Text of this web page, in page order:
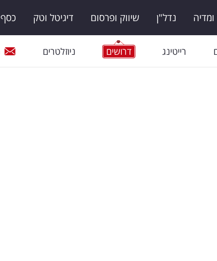
נדל"ן שיווק ופרסום דיגיטל וטק
רייטינג דרושים ניוזלטרים